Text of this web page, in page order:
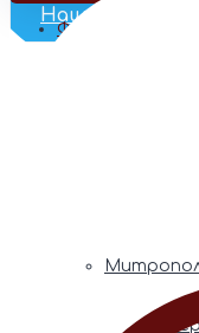
Наш Телеграм
Фонди пам’яті